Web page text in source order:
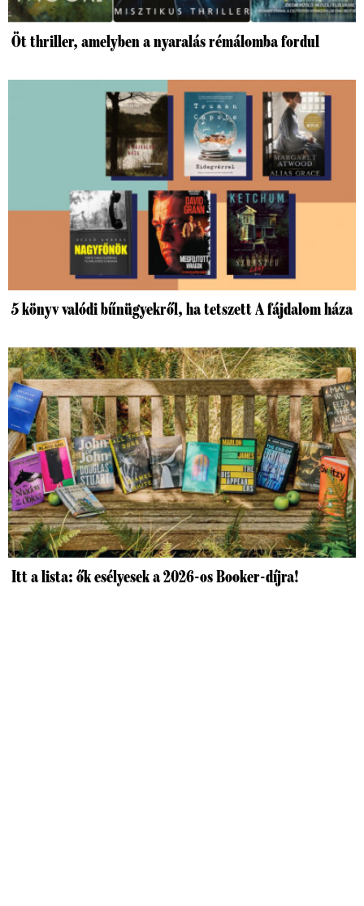
Öt thriller, amelyben a nyaralás rémálomba fordul
5 könyv valódi bűnügyekről, ha tetszett A fájdalom háza
Itt a lista: ők esélyesek a 2026-os Booker-díjra!